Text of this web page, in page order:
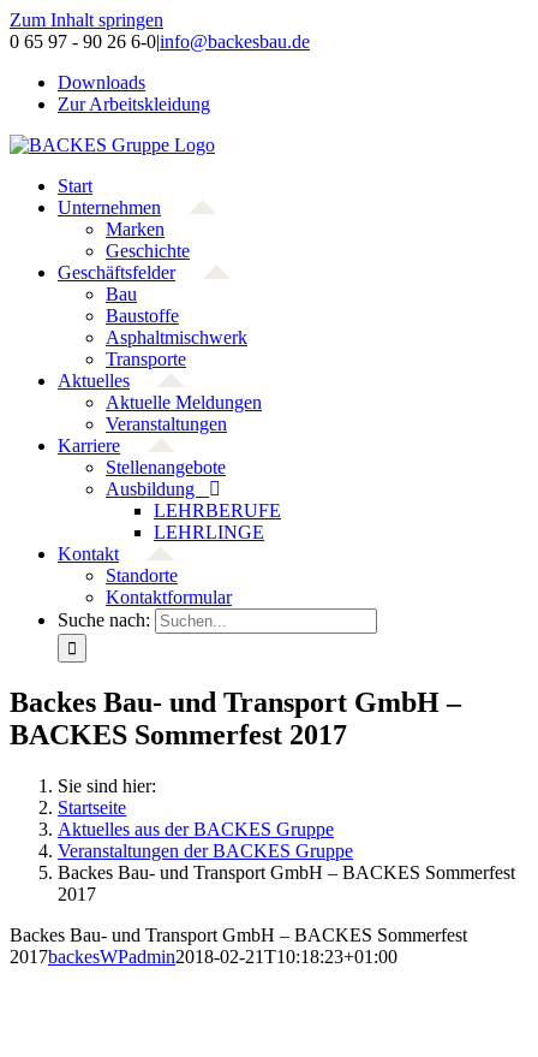
Zum Inhalt springen
0 65 97 - 90 26 6-0|info@backesbau.de
Downloads
Zur Arbeitskleidung
Start
Unternehmen
Marken
Geschichte
Geschäftsfelder
Bau
Baustoffe
Asphaltmischwerk
Transporte
Aktuelles
Aktuelle Meldungen
Veranstaltungen
Karriere
Stellenangebote
Ausbildung
LEHRBERUFE
LEHRLINGE
Kontakt
Standorte
Kontaktformular
Suche nach:
Backes Bau- und Transport GmbH –
BACKES Sommerfest 2017
Sie sind hier:
Startseite
Aktuelles aus der BACKES Gruppe
Veranstaltungen der BACKES Gruppe
Backes Bau- und Transport GmbH – BACKES Sommerfest
2017
Backes Bau- und Transport GmbH – BACKES Sommerfest
2017backesWPadmin2018-02-21T10:18:23+01:00